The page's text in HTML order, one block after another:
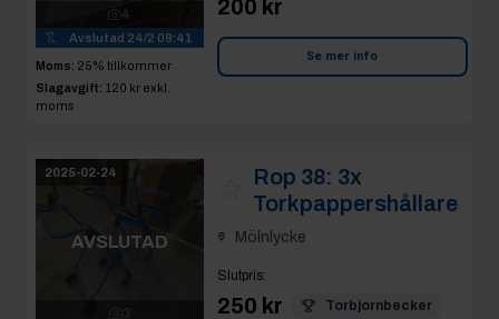
4
Avslutad 24/2 09:41
Moms: 25% tillkommer
Slagavgift: 120 kr exkl.
moms
200 kr
Se mer info
2025-02-24
AVSLUTAD
Rop 38: 3x
Torkpappershållare
Mölnlycke
Slutpris:
250 kr Torbjornbecker